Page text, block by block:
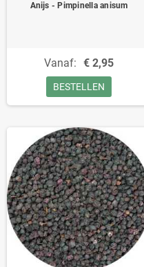
Anijs - Pimpinella anisum
Vanaf: € 2,95
BESTELLEN